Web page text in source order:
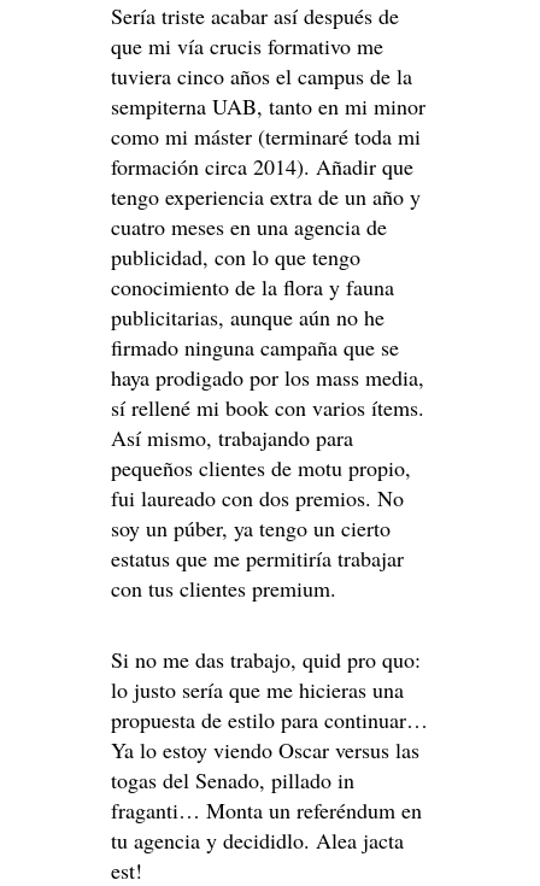
Sería triste acabar así después de
que mi vía crucis formativo me
tuviera cinco años el campus de la
sempiterna UAB, tanto en mi minor
como mi máster (terminaré toda mi
formación circa 2014). Añadir que
tengo experiencia extra de un año y
cuatro meses en una agencia de
publicidad, con lo que tengo
conocimiento de la flora y fauna
publicitarias, aunque aún no he
firmado ninguna campaña que se
haya prodigado por los mass media,
sí rellené mi book con varios ítems.
Así mismo, trabajando para
pequeños clientes de motu propio,
fui laureado con dos premios. No
soy un púber, ya tengo un cierto
estatus que me permitiría trabajar
con tus clientes premium.
Si no me das trabajo, quid pro quo:
lo justo sería que me hicieras una
propuesta de estilo para continuar…
Ya lo estoy viendo Oscar versus las
togas del Senado, pillado in
fraganti… Monta un referéndum en
tu agencia y decididlo. Alea jacta
est!